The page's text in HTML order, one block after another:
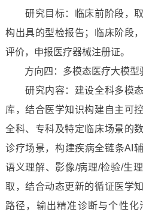
研究目标：临床前阶段，取
构出具的型检报告；临床阶段
评价，申报医疗器械注册证。
方向四：多模态医疗大模型
研究内容：建设全科多模态
库，结合医学知识构建自主可
全科、专科及特定临床场景的
诊疗场景，构建疾病全链条AI
语义理解、影像/病理/检验/生
取，结合动态更新的循证医学
路径，输出精准诊断与个性